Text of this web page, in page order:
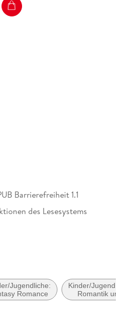
Barrierefreiheit 1.1
des Lesesystems
gedruckten Ausgabe
Lesbarkeit
Jugendliche:
Romance
Kinder/
Romantik